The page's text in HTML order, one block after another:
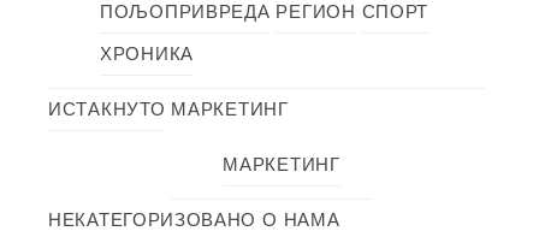
ПОЉОПРИВРЕДА РЕГИОН СПОРТ
ХРОНИКА
ИСТАКНУТО МАРКЕТИНГ
МАРКЕТИНГ
НЕКАТЕГОРИЗОВАНО О НАМА